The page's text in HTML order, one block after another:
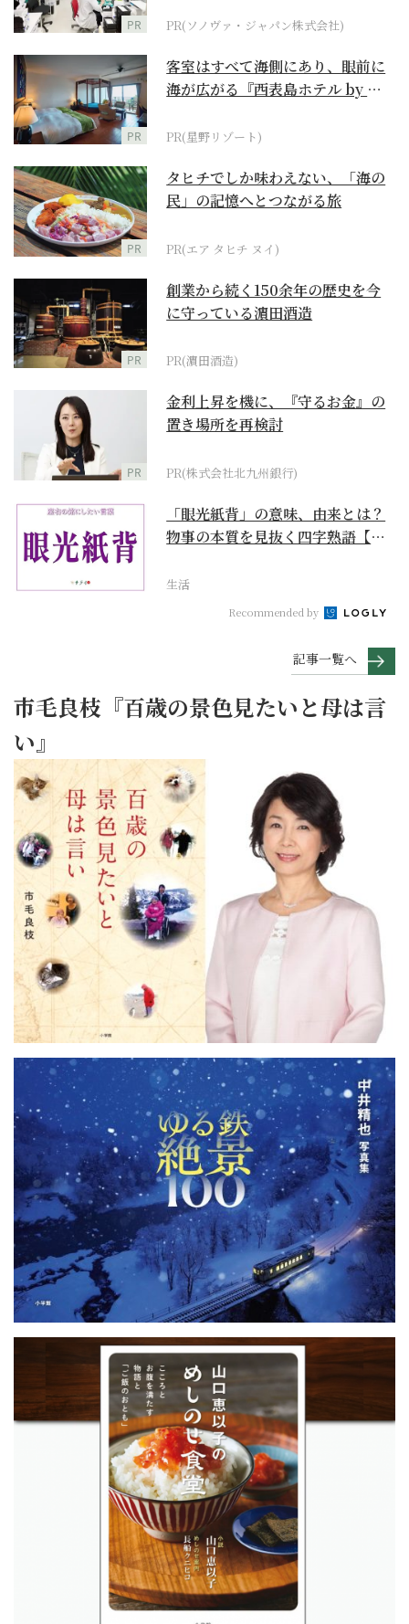
PR PR(ソノヴァ・ジャパン株式会社)
PR
客室はすべて海側にあり、眼前に
海が広がる『西表島ホテル by 星
PR(星野リゾート)
PR
タヒチでしか味わえない、「海の
民」の記憶へとつながる旅
PR(エア タヒチ ヌイ)
PR
創業から続く150余年の歴史を今
に守っている濵田酒造
PR(濵田酒造)
PR
金利上昇を機に、『守るお金』の
置き場所を再検討
PR(株式会社北九州銀行)
「眼光紙背」の意味、由来とは？
物事の本質を見抜く四字熟語【座
生活
Recommended by
記事一覧へ
市毛良枝『百歳の景色見たいと母は言
い』